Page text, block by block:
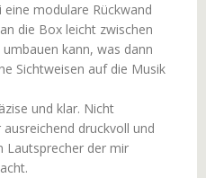
modulare Rückwand
die Box leicht zwischen
kann, was dann
Sichtweisen auf die Musik
und klar. Nicht
druckvoll und
Lautsprecher der mir